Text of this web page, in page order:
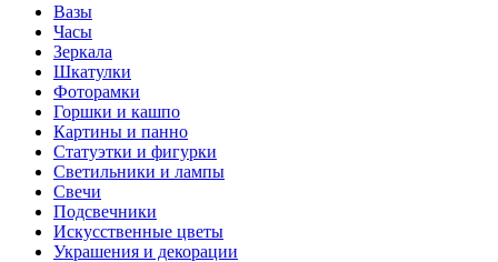
Вазы
Часы
Зеркала
Шкатулки
Фоторамки
Горшки и кашпо
Картины и панно
Статуэтки и фигурки
Светильники и лампы
Свечи
Подсвечники
Искусственные цветы
Украшения и декорации